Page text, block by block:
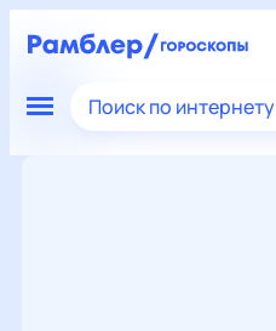
Поиск по интернету